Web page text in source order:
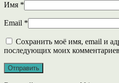
Имя *
Email *
Сохранить моё имя, email и
последующих моих